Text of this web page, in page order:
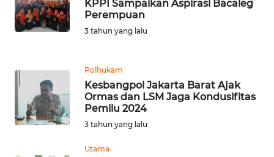
KPPI Sampaikan Aspirasi Bacaleg
Perempuan
3 tahun yang lalu
Polhukam
Kesbangpol Jakarta Barat Ajak
Ormas dan LSM Jaga Kondusifitas
Pemilu 2024
3 tahun yang lalu
Utama
SULUT
WN
MALUT